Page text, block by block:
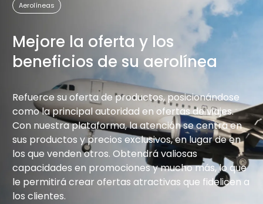
Aerolíneas
Mejore la oferta y los
beneficios de su aerolínea
Refuerce su oferta de productos, posicionándose
como la principal autoridad en ofertas de viajes.
Con nuestra plataforma, la atención se centra en
sus productos y precios exclusivos, en lugar de en
los que venden otros. Obtendrá valiosas
capacidades en promociones y mucho más, lo que
le permitirá crear ofertas atractivas que fidelicen a
los clientes.